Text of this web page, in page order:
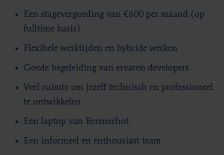
Een stagevergoeding van €600 per maand (op
fulltime basis)
Flexibele werktijden en hybride werken
Goede begeleiding van ervaren developers
Veel ruimte om jezelf technisch en professioneel
te ontwikkelen
Een laptop van Berenschot
Een informeel en enthousiast team